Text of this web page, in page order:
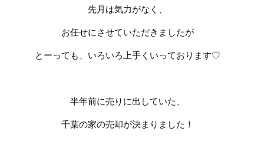
先月は気力がなく、
お任せにさせていただきましたが
とーっても、いろいろ上手くいっております♡
半年前に売りに出していた、
千葉の家の売却が決まりました！